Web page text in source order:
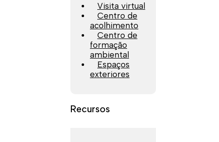
Visita virtual
Centro de
acolhimento
Centro de
formação
ambiental
Espaços
exteriores
Recursos